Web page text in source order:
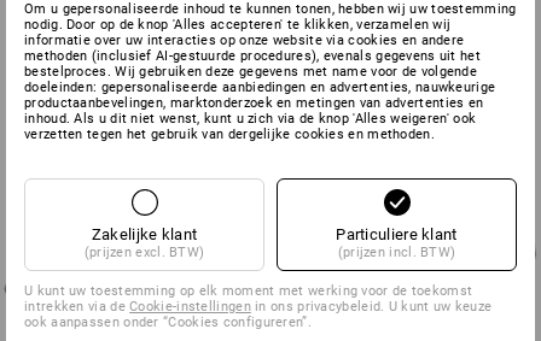
Om u gepersonaliseerde inhoud te kunnen tonen, hebben wij uw toestemming
nodig. Door op de knop 'Alles accepteren' te klikken, verzamelen wij
informatie over uw interacties op onze website via cookies en andere
methoden (inclusief AI-gestuurde procedures), evenals gegevens uit het
bestelproces. Wij gebruiken deze gegevens met name voor de volgende
doeleinden: gepersonaliseerde aanbiedingen en advertenties, nauwkeurige
productaanbevelingen, marktonderzoek en metingen van advertenties en
inhoud. Als u dit niet wenst, kunt u zich via de knop 'Alles weigeren' ook
verzetten tegen het gebruik van dergelijke cookies en methoden.
Zakelijke klant
(prijzen excl. BTW)
Particuliere klant
(prijzen incl. BTW)
U kunt uw toestemming op elk moment met werking voor de toekomst
intrekken via deCookie-instellingenin ons privacybeleid. U kunt uw keuze
ook aanpassen onder “Cookies configureren”.